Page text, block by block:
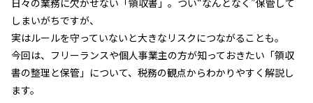
しまいがちですが、
実はルールを守っていないと大きなリスクにつながることも。
今回は、フリーランスや個人事業主の方が知っておきたい「領収
書の整理と保管」について、税務の観点からわかりやすく解説し
ます。